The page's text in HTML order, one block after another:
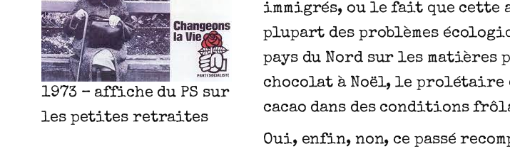
1973 – affiche du PS sur
les petites retraites
immigrés, ou le fait que cette
plupart des problèmes
pays du Nord sur les matières
chocolat à Noël, le prolétaire
cacao dans des conditions
Oui, enfin, non, ce passé